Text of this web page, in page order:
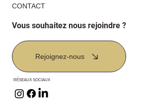
CONTACT
Vous souhaitez nous rejoindre ?
Rejoignez-nous
RÉSEAUX SOCIAUX